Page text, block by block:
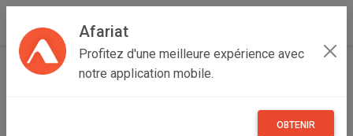
Afariat
Profitez d'une meilleure expérience avec
notre application mobile.
OBTENIR
Accueil Véhicules Grand Tunis